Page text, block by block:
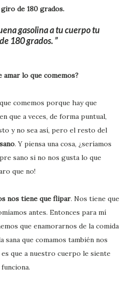
de 180 grados.
gasolina a tu cuerpo tu
180 grados.
lo que comemos?
comemos porque hay que
que a veces, de forma puntual,
y no sea así, pero el resto del
. Y piensa una cosa, ¿seríamos
sano si no nos gusta lo que
que no!
nos tiene que flipar. Nos tiene que
antes. Entonces para mí
que enamorarnos de la comida
sana que comamos también nos
que a nuestro cuerpo le siente